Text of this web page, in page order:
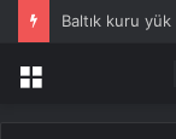
Baltık kuru
Menü